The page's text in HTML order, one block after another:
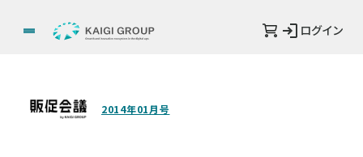
ログイン
2014年01月号